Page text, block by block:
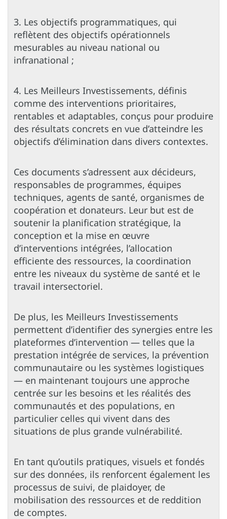
3. Les objectifs programmatiques, qui
reflètent des objectifs opérationnels
mesurables au niveau national ou
infranational ;
4. Les Meilleurs Investissements, définis
comme des interventions prioritaires,
rentables et adaptables, conçus pour produire
des résultats concrets en vue d’atteindre les
objectifs d’élimination dans divers contextes.
Ces documents s’adressent aux décideurs,
responsables de programmes, équipes
techniques, agents de santé, organismes de
coopération et donateurs. Leur but est de
soutenir la planification stratégique, la
conception et la mise en œuvre
d’interventions intégrées, l’allocation
efficiente des ressources, la coordination
entre les niveaux du système de santé et le
travail intersectoriel.
De plus, les Meilleurs Investissements
permettent d’identifier des synergies entre les
plateformes d’intervention — telles que la
prestation intégrée de services, la prévention
communautaire ou les systèmes logistiques
— en maintenant toujours une approche
centrée sur les besoins et les réalités des
communautés et des populations, en
particulier celles qui vivent dans des
situations de plus grande vulnérabilité.
En tant qu’outils pratiques, visuels et fondés
sur des données, ils renforcent également les
processus de suivi, de plaidoyer, de
mobilisation des ressources et de reddition
de comptes.